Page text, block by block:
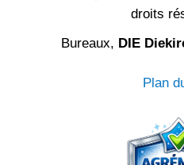
droits
Bureaux, DIE
Plan